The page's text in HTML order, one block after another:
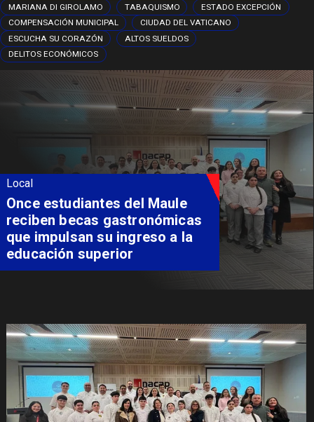
MARIANA DI GIROLAMO
TABAQUISMO
ESTADO EXCEPCIÓN
COMPENSACIÓN MUNICIPAL
CIUDAD DEL VATICANO
ESCUCHA SU CORAZÓN
ALTOS SUELDOS
DELITOS ECONÓMICOS
Local
Álvarez-Salamanca lidera la
apuesta regional para
consolidar el Paso Pehuenche
como alternativa a Los
Libertadores